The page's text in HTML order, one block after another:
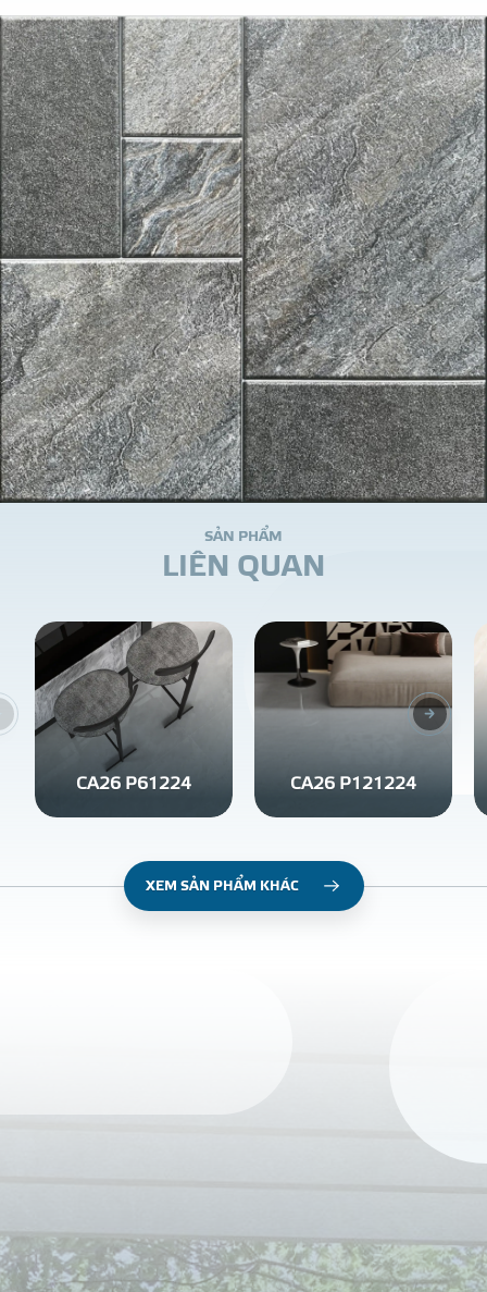
SẢN PHẨM
LIÊN QUAN
CA26 P61224 CA26 P121224
XEM SẢN PHẨM KHÁC